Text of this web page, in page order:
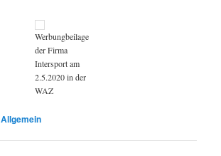
Werbungbeilage
der Firma
Intersport am
2.5.2020 in der
WAZ
Allgemein